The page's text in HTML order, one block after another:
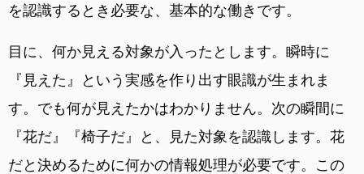
を認識するとき必要な、基本的な働きです。
目に、何か見える対象が入ったとします。瞬時に
『見えた』という実感を作り出す眼識が生まれま
す。でも何が見えたかはわかりません。次の瞬間に
『花だ』『椅子だ』と、見た対象を認識します。花
だと決めるために何かの情報処理が必要です。この